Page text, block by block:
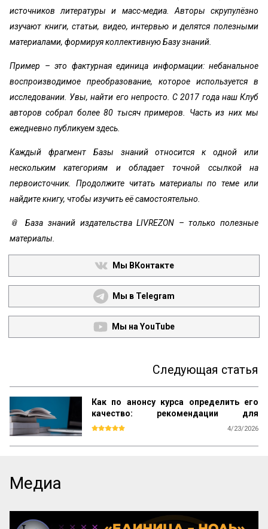
источников литературы и масс-медиа. Авторы скрупулёзно
изучают книги, статьи, видео, интервью и делятся полезными
материалами, формируя коллективную Базу знаний.
Пример – это фактурная единица информации: небанальное
воспроизводимое преобразование, которое используется в
исследовании. Увы, найти его непросто. С 2017 года наш Клуб
авторов собрал более 80 тысяч примеров. Часть из них мы
ежедневно публикуем здесь.
Каждый фрагмент Базы знаний относится к одной или
нескольким категориям и обладает точной ссылкой на
первоисточник. Продолжите читать материалы по теме или
найдите книгу, чтобы изучить её самостоятельно.
📎 База знаний издательства LIVREZON – только полезные
материалы.
Мы ВКонтакте
Мы в Telegram
Мы на YouTube
Следующая статья
Как по анонсу курса определить его
качество: рекомендации для
студентов
4/23/2026
слов и выбирать курсы с практической
Медиа